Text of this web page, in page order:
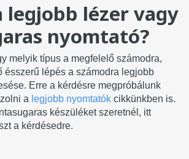
legjobb lézer vagy
nyomtató?
melyik típus a megfelelő számodra,
ésszerű lépés a számodra legjobb
Erre a kérdésre megpróbálunk
a legjobb nyomtatók cikkünkben is.
készüléket szeretnél, itt
a kérdésedre.